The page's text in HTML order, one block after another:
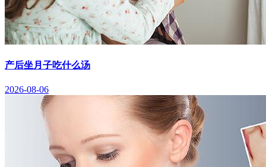
产后坐月子吃什么汤
2026-08-06